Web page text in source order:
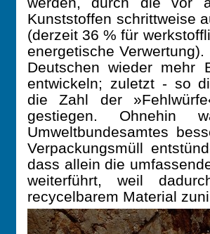
Kunststoffen schrittweise
(derzeit 36 % für
energetische
Deutschen wieder mehr
entwickeln; zuletzt - so
die Zahl der
gestiegen.
Umweltbundesamtes
Verpackungsmüll
dass allein die
weiterführt, weil
recycelbarem Material